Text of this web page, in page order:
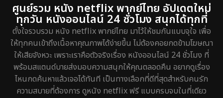
ศูนย์รวม หนัง netflix พากย์ไทย อัปเดตใหม่
ทุกวัน หนังออนไลน์ 24 ชั่วโมง สนุกได้ทุกที่
ตั้งใจรวบรวม หนัง netflix พากย์ไทย มาไว้ให้ชมกันแบบจุใจ เพื่อ
ให้ทุกคนเข้าถึงเนื้อหาคุณภาพได้ง่ายขึ้น ไม่ต้องคอยกดข้ามโฆษณา
ให้เสียจังหวะ เพราะเราคือตัวจริงเรื่อง หนังออนไลน์ 24 ชั่วโมง ที่
พร้อมสแตนด์บายส่งมอบความสนุกให้คุณตลอดคืน อยากดูเรื่อง
ไหนกดค้นหาแล้วเจอได้ทันที เป็นทางเลือกที่ดีที่สุดสำหรับคนรัก
ความสบายที่ต้องการ ดูหนัง netflix ฟรี แบบครบจบในที่เดียว